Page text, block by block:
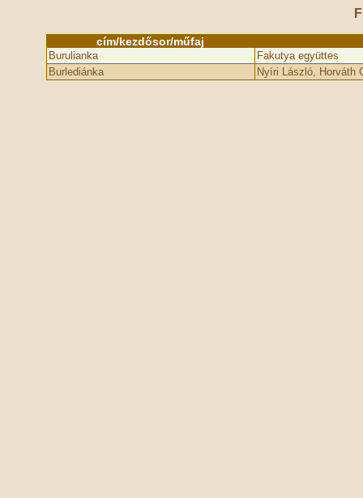
cím/kezdősor/műfaj
Burulianka
Fakutya együttes
Burlediánka
Nyíri László, Horváth